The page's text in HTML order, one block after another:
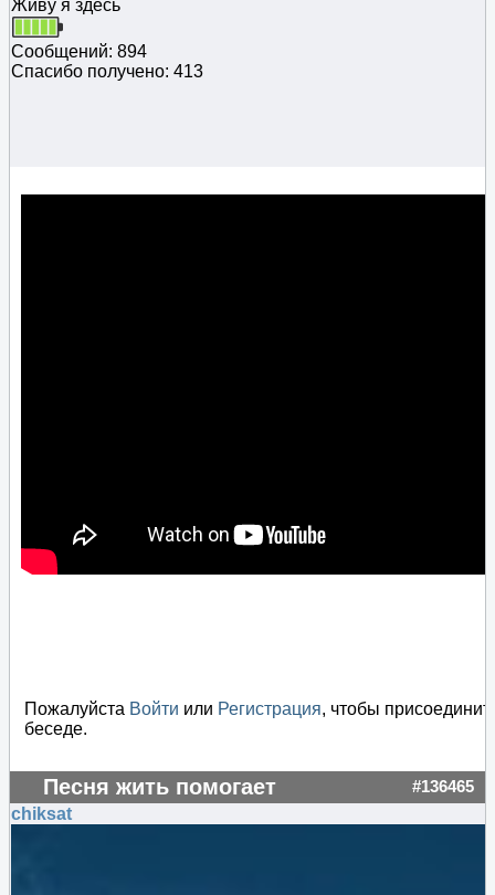
Живу я здесь
Сообщений: 894
Спасибо получено: 413
Пожалуйста Войти или Регистрация, чтобы
беседе.
Песня жить помогает #136465
chiksat